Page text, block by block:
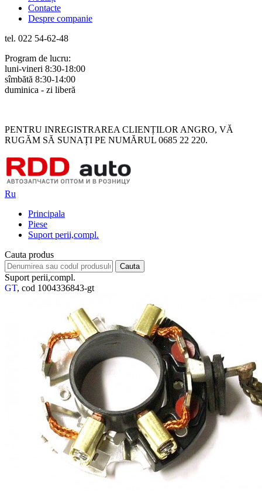
Contacte
Despre companie
tel. 022 54-62-48
Program de lucru:
luni-vineri 8:30-18:00
sîmbătă 8:30-14:00
duminica - zi liberă
PENTRU INREGISTRAREA CLIENȚILOR ANGRO, VĂ
RUGĂM SĂ SUNAȚI PE NUMĂRUL 0685 22 220.
Ru
Principala
Piese
Suport perii,compl.
Cauta produs
Suport perii,compl.
GT, cod 1004336843-gt